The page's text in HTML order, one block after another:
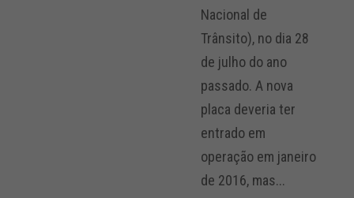
Nacional de
Trânsito), no dia 28
de julho do ano
passado. A nova
placa deveria ter
entrado em
operação em janeiro
de 2016, mas...